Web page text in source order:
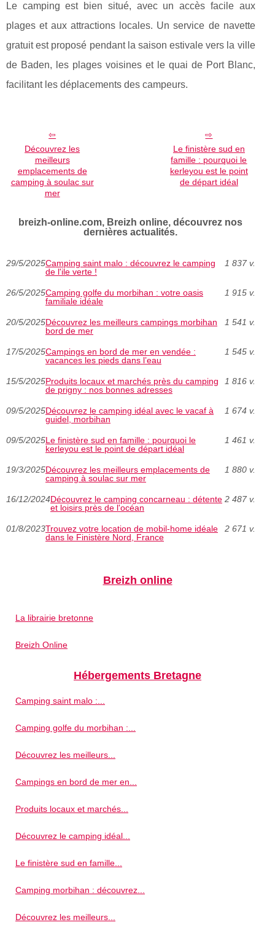
Le camping est bien situé, avec un accès facile aux
plages et aux attractions locales. Un service de navette
gratuit est proposé pendant la saison estivale vers la ville
de Baden, les plages voisines et le quai de Port Blanc,
facilitant les déplacements des campeurs.
Découvrez les
meilleurs
emplacements de
camping à soulac sur
mer
Le finistère sud en
famille : pourquoi le
kerleyou est le point
de départ idéal
breizh-online.com, Breizh online, découvrez nos
dernières actualités.
29/5/2025Camping saint malo : découvrez le camping
de l'ile verte !
1 837 v.
26/5/2025Camping golfe du morbihan : votre oasis
familiale idéale
1 915 v.
20/5/2025Découvrez les meilleurs campings morbihan
bord de mer
1 541 v.
17/5/2025Campings en bord de mer en vendée :
vacances les pieds dans l’eau
1 545 v.
15/5/2025Produits locaux et marchés près du camping
de prigny : nos bonnes adresses
1 816 v.
09/5/2025Découvrez le camping idéal avec le vacaf à
guidel, morbihan
1 674 v.
09/5/2025Le finistère sud en famille : pourquoi le
kerleyou est le point de départ idéal
1 461 v.
19/3/2025Découvrez les meilleurs emplacements de
camping à soulac sur mer
1 880 v.
16/12/2024Découvrez le camping concarneau : détente
et loisirs près de l'océan
2 487 v.
01/8/2023Trouvez votre location de mobil-home idéale
dans le Finistère Nord, France
2 671 v.
Breizh online
La librairie bretonne
Breizh Online
Hébergements Bretagne
Camping saint malo :...
Camping golfe du morbihan :...
Découvrez les meilleurs...
Campings en bord de mer en...
Produits locaux et marchés...
Découvrez le camping idéal...
Le finistère sud en famille...
Camping morbihan : découvrez...
Découvrez les meilleurs...